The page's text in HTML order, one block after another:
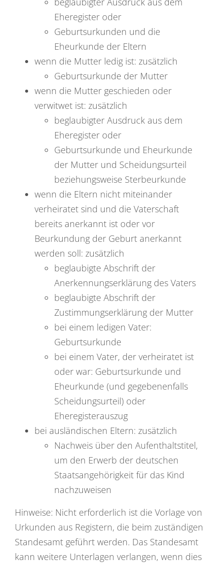
Eheregister oder
Geburtsurkunden und die
Eheurkunde der Eltern
wenn die Mutter ledig ist: zusätzlich
Geburtsurkunde der Mutter
wenn die Mutter geschieden oder
verwitwet ist: zusätzlich
beglaubigter Ausdruck aus dem
Eheregister oder
Geburtsurkunde und Eheurkunde
der Mutter und Scheidungsurteil
beziehungsweise Sterbeurkunde
wenn die Eltern nicht miteinander
verheiratet sind und die Vaterschaft
bereits anerkannt ist oder vor
Beurkundung der Geburt anerkannt
werden soll: zusätzlich
beglaubigte Abschrift der
Anerkennungserklärung des Vaters
beglaubigte Abschrift der
Zustimmungserklärung der Mutter
bei einem ledigen Vater:
Geburtsurkunde
bei einem Vater, der verheiratet ist
oder war: Geburtsurkunde und
Eheurkunde (und gegebenenfalls
Scheidungsurteil) oder
Eheregisterauszug
bei ausländischen Eltern: zusätzlich
Nachweis über den Aufenthaltstitel,
um den Erwerb der deutschen
Staatsangehörigkeit für das Kind
nachzuweisen
Hinweise: Nicht erforderlich ist die Vorlage von
Urkunden aus Registern, die beim zuständigen
Standesamt geführt werden. Das Standesamt
kann weitere Unterlagen verlangen, wenn dies